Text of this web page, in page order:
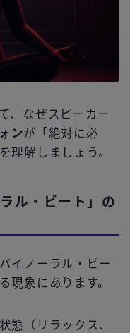
、なぜスピーカー
ンが「絶対に必
理解しましょう。
ル・ビート」の
イノーラル・ビー
現象にあります。
態（リラックス、